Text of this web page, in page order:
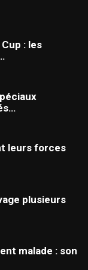
: les
leurs forces
plusieurs
malade : son